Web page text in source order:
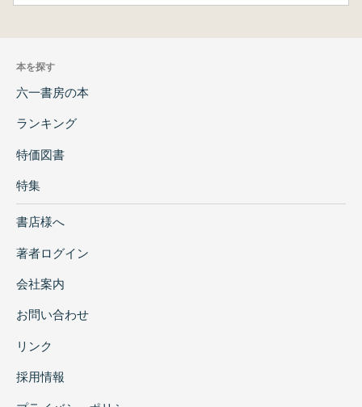
本を探す
六一書房の本
ランキング
特価図書
特集
書店様へ
著者ログイン
会社案内
お問い合わせ
リンク
採用情報